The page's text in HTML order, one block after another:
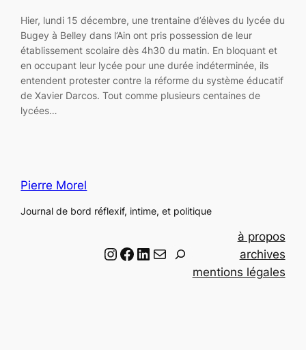
Hier, lundi 15 décembre, une trentaine d’élèves du lycée du
Bugey à Belley dans l’Ain ont pris possession de leur
établissement scolaire dès 4h30 du matin. En bloquant et
en occupant leur lycée pour une durée indéterminée, ils
entendent protester contre la réforme du système éducatif
de Xavier Darcos. Tout comme plusieurs centaines de
lycées…
Pierre Morel
Journal de bord réflexif, intime, et politique
Instagram Facebook LinkedIn Email
à propos
archives
mentions légales